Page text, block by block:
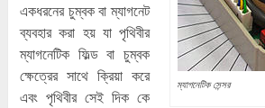
ম্যাগনেটিক সেন্সর
একধরনের চুম্বক বা ম্যাগনেট
ব্যবহার করা হয় যা পৃথিবীর
ম্যাগনেটিক ফিল্ড বা চুম্বক
ক্ষেত্রের সাথে ক্রিয়া করে
এবং পৃথিবীর সেই দিক কে